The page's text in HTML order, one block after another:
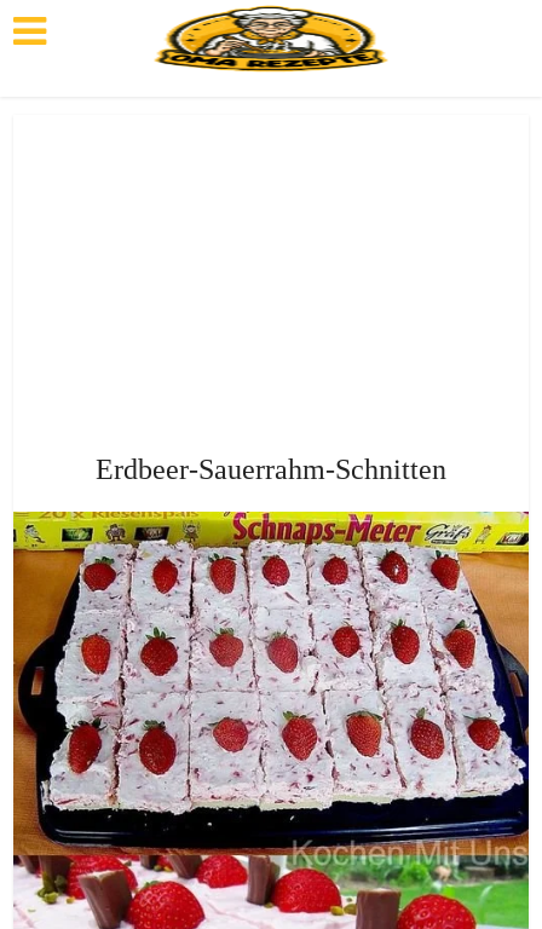
Erdbeer-Sauerrahm-Schnitten